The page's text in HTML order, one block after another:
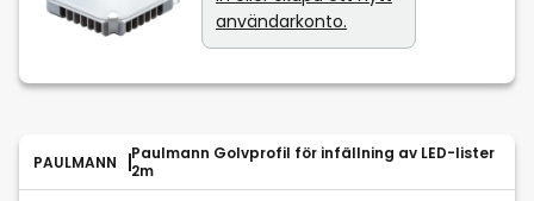
användarkonto.
PAULMANN
Paulmann Golvprofil för infällning av LED-lister
2m